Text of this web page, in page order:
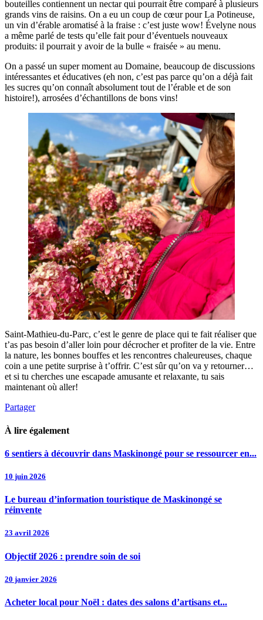
bouteilles contiennent un nectar qui pourrait être comparé à plusieurs
grands vins de raisins. On a eu un coup de cœur pour La Potineuse,
un vin d’érable aromatisé à la fraise : c’est juste wow! Évelyne nous
a même parlé de tests qu’elle fait pour d’éventuels nouveaux
produits: il pourrait y avoir de la bulle « fraisée » au menu.
On a passé un super moment au Domaine, beaucoup de discussions
intéressantes et éducatives (eh non, c’est pas parce qu’on a déjà fait
les sucres qu’on connaît absolument tout de l’érable et de son
histoire!), arrosées d’échantillons de bons vins!
Saint-Mathieu-du-Parc, c’est le genre de place qui te fait réaliser que
t’as pas besoin d’aller loin pour décrocher et profiter de la vie. Entre
la nature, les bonnes bouffes et les rencontres chaleureuses, chaque
coin a une petite surprise à t’offrir. C’est sûr qu’on va y retourner…
et si tu cherches une escapade amusante et relaxante, tu sais
maintenant où aller!
Partager
À lire également
6 sentiers à découvrir dans Maskinongé pour se ressourcer en...
10 juin 2026
Le bureau d’information touristique de Maskinongé se
réinvente
23 avril 2026
Objectif 2026 : prendre soin de soi
20 janvier 2026
Acheter local pour Noël : dates des salons d’artisans et...